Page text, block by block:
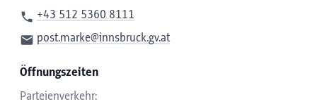
+43 512 5360 8111
post.marke@innsbruck.gv.at
Öffnungszeiten
Parteienverkehr: